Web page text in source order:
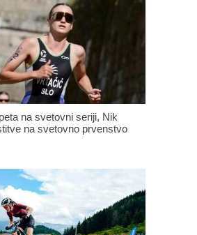
na svetovni seriji, Nik
na svetovno prvenstvo